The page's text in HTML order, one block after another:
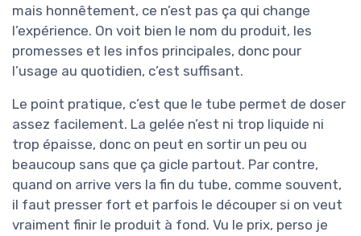
mais honnêtement, ce n’est pas ça qui change
l’expérience. On voit bien le nom du produit, les
promesses et les infos principales, donc pour
l’usage au quotidien, c’est suffisant.
Le point pratique, c’est que le tube permet de doser
assez facilement. La gelée n’est ni trop liquide ni
trop épaisse, donc on peut en sortir un peu ou
beaucoup sans que ça gicle partout. Par contre,
quand on arrive vers la fin du tube, comme souvent,
il faut presser fort et parfois le découper si on veut
vraiment finir le produit à fond. Vu le prix, perso je